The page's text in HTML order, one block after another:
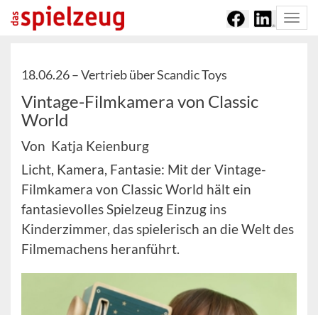
18.06.26 –Vertrieb über Scandic Toys
Vintage-Filmkamera von Classic
World
Von Katja Keienburg
Licht, Kamera, Fantasie: Mit der Vintage-
Filmkamera von Classic World hält ein
fantasievolles Spielzeug Einzug ins
Kinderzimmer, das spielerisch an die Welt des
Filmemachens heranführt.